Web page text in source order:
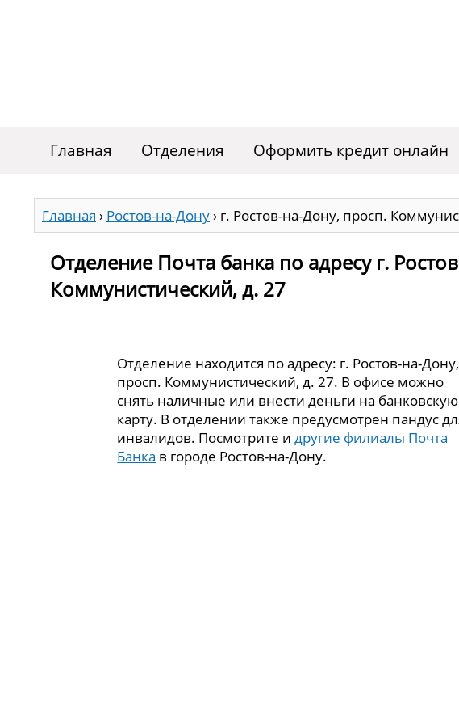
Главная Отделения Оформить кредит онлайн
Главная › Ростов-на-Дону› г. Ростов-на-Дону, просп.
Отделение Почта банка по адресу г.
Коммунистический, д. 27
Отделение находится по адресу: г. Ростов-на-Дону,
просп. Коммунистический, д. 27. В офисе можно
снять наличные или внести деньги на банковскую
карту. В отделении также предусмотрен пандус
инвалидов. Посмотрите идругие филиалы Почта
Банка в городе Ростов-на-Дону.